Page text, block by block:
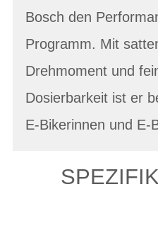
Bosch den
Programm. Mit
Drehmoment und
Dosierbarkeit ist er
E-Bikerinnen und E-